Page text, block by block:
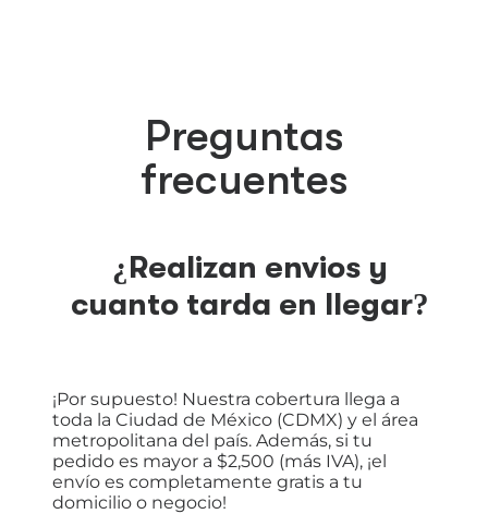
Preguntas
frecuentes
¿Realizan envios y
cuanto tarda en llegar?
¡Por supuesto! Nuestra cobertura llega a
toda la Ciudad de México (CDMX) y el área
metropolitana del país. Además, si tu
pedido es mayor a $2,500 (más IVA), ¡el
envío es completamente gratis a tu
domicilio o negocio!